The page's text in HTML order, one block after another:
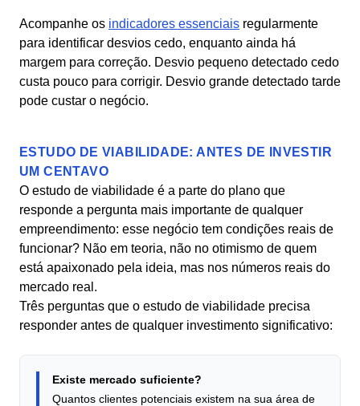
Acompanhe os indicadores essenciais regularmente
para identificar desvios cedo, enquanto ainda há
margem para correção. Desvio pequeno detectado cedo
custa pouco para corrigir. Desvio grande detectado tarde
pode custar o negócio.
ESTUDO DE VIABILIDADE: ANTES DE INVESTIR
UM CENTAVO
O estudo de viabilidade é a parte do plano que
responde a pergunta mais importante de qualquer
empreendimento: esse negócio tem condições reais de
funcionar? Não em teoria, não no otimismo de quem
está apaixonado pela ideia, mas nos números reais do
mercado real.
Três perguntas que o estudo de viabilidade precisa
responder antes de qualquer investimento significativo:
Existe mercado suficiente?
Quantos clientes potenciais existem na sua área de